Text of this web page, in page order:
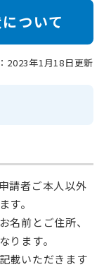
ついて
2023年1月18日更新
請者ご本人以外
す。
名前とご住所、
ります。
載いただきます